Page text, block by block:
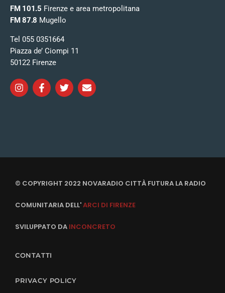
FM 101.5 Firenze e area metropolitana
FM 87.8 Mugello
Tel 055 0351664
Piazza de’ Ciompi 11
50122 Firenze
© COPYRIGHT 2022 NOVARADIO CITTÀ FUTURA LA RADIO
COMUNITARIA DELL'ARCI DI FIRENZE
SVILUPPATO DA INCONCRETO
CONTATTI
PRIVACY POLICY